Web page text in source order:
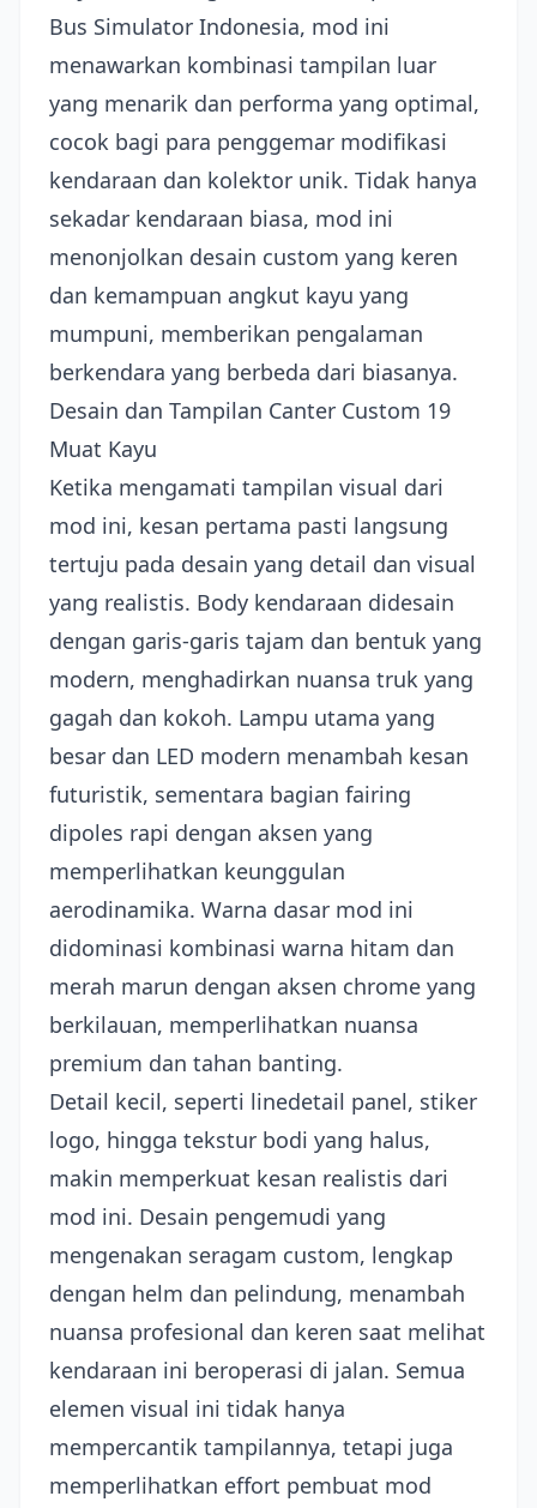
Bus Simulator Indonesia, mod ini
menawarkan kombinasi tampilan luar
yang menarik dan performa yang optimal,
cocok bagi para penggemar modifikasi
kendaraan dan kolektor unik. Tidak hanya
sekadar kendaraan biasa, mod ini
menonjolkan desain custom yang keren
dan kemampuan angkut kayu yang
mumpuni, memberikan pengalaman
berkendara yang berbeda dari biasanya.
Desain dan Tampilan Canter Custom 19
Muat Kayu
Ketika mengamati tampilan visual dari
mod ini, kesan pertama pasti langsung
tertuju pada desain yang detail dan visual
yang realistis. Body kendaraan didesain
dengan garis-garis tajam dan bentuk yang
modern, menghadirkan nuansa truk yang
gagah dan kokoh. Lampu utama yang
besar dan LED modern menambah kesan
futuristik, sementara bagian fairing
dipoles rapi dengan aksen yang
memperlihatkan keunggulan
aerodinamika. Warna dasar mod ini
didominasi kombinasi warna hitam dan
merah marun dengan aksen chrome yang
berkilauan, memperlihatkan nuansa
premium dan tahan banting.
Detail kecil, seperti linedetail panel, stiker
logo, hingga tekstur bodi yang halus,
makin memperkuat kesan realistis dari
mod ini. Desain pengemudi yang
mengenakan seragam custom, lengkap
dengan helm dan pelindung, menambah
nuansa profesional dan keren saat melihat
kendaraan ini beroperasi di jalan. Semua
elemen visual ini tidak hanya
mempercantik tampilannya, tetapi juga
memperlihatkan effort pembuat mod